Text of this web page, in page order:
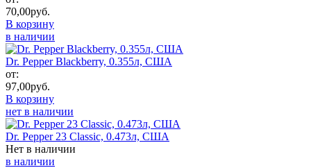
70,00руб.
В корзину
в наличии
Dr. Pepper Blackberry, 0.355л, США
от:
97,00руб.
В корзину
нет в наличии
Dr. Pepper 23 Classic, 0.473л, США
Нет в наличии
в наличии